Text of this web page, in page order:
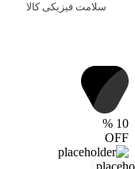
سلامت فیزیکی کالا
10
%
OFF